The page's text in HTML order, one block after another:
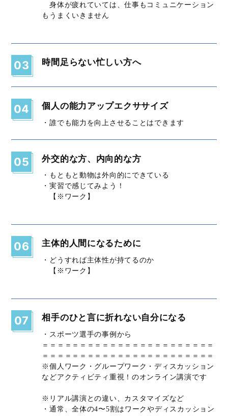
身体が疲れていては、仕事もコミュニケーション
もうまくいきません
03 時間足らない忙しい方へ
04 個人の能力アップエクササイズ
・誰でも能力を向上させることはできます
05 外交的な方、内向的な方
・もともと動物は外向的にできている
・実習で感じてみよう！
【※ワーク】
06 主体的人間になるために
・どうすれば主体性が持てるのか
【※ワーク】
07 相手のひと言に折れない自分になる
・スポーツ選手の事例から
＝＝＝＝＝＝＝＝＝＝＝＝＝＝＝＝＝＝＝＝＝＝＝
＝＝＝＝＝＝＝＝＝＝＝＝＝＝＝＝＝＝＝＝＝＝＝
※個人ワーク・グループワーク・ディスカッション
などアクティビティ重視！のオンライン講演です
※リアル講演との違い、カスタマイズなど
・通常、全体の4〜5割はワークやディスカッション